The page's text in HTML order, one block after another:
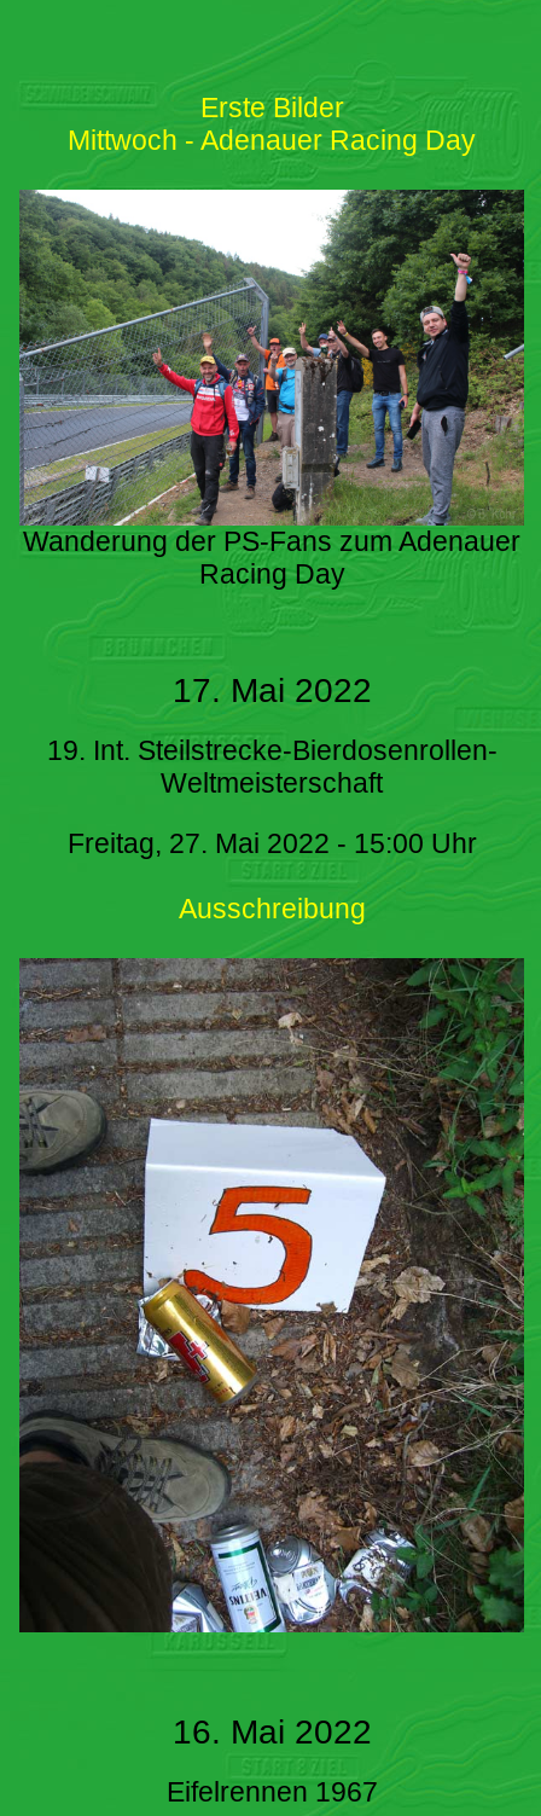
Erste Bilder
Mittwoch - Adenauer Racing Day
Wanderung der PS-Fans zum Adenauer
Racing Day
17. Mai 2022
19. Int. Steilstrecke-Bierdosenrollen-
Weltmeisterschaft
Freitag, 27. Mai 2022 - 15:00 Uhr
Ausschreibung
16. Mai 2022
Eifelrennen 1967